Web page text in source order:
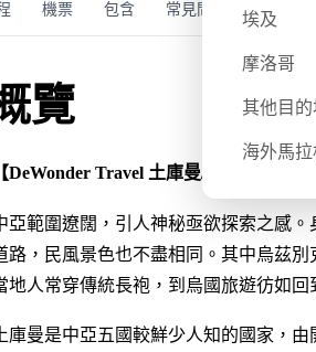
埃及
摩洛哥
其他目的
海外馬拉
機票 包含 常見問題 旅客評價
覽
【DeWonder Travel 土庫曼/烏茲別克兩國
亞範圍遼闊，引人神秘亟欲探索之感
路，⺠風景色也不盡相同。其中烏茲
地人常穿傳統長袍，到烏國旅遊彷如回
庫曼是中亞五國較鮮少人知的國家，